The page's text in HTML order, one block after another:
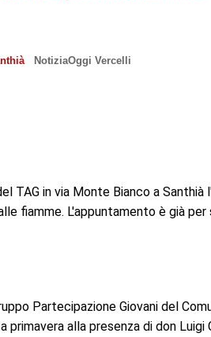
NotiziaOggi Vercelli
TAG in via Monte Bianco a Santhià
fiamme. L'appuntamento è già
Partecipazione Giovani del
alla presenza di don Luigi